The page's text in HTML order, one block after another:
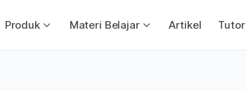
Produk Materi Belajar Artikel Tutor